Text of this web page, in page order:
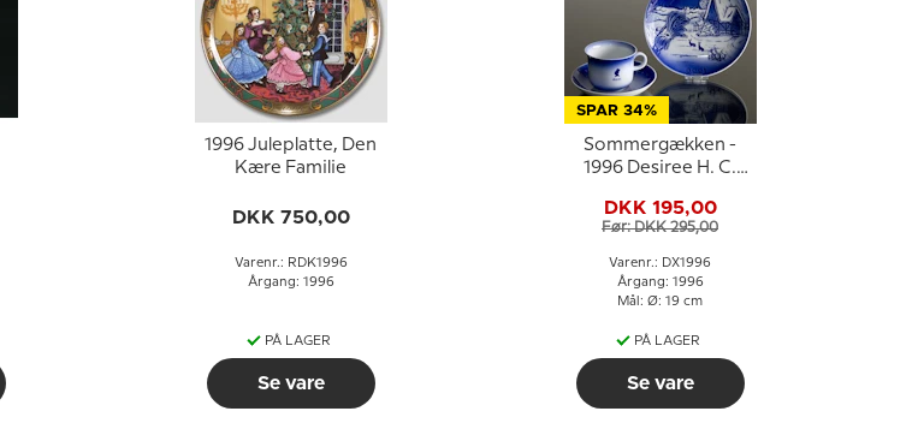
1996 Juleplatte, Den
Kære Familie
DKK 750,00
Varenr.: RDK1996
Årgang: 1996
PÅ LAGER
Se vare
SPAR 34%
Sommergækken -
1996 Desiree H. C.
kagetallerken
DKK 195,00
Før: DKK 295,00
Varenr.: DX1996
Årgang: 1996
Mål: Ø: 19 cm
PÅ LAGER
Se vare